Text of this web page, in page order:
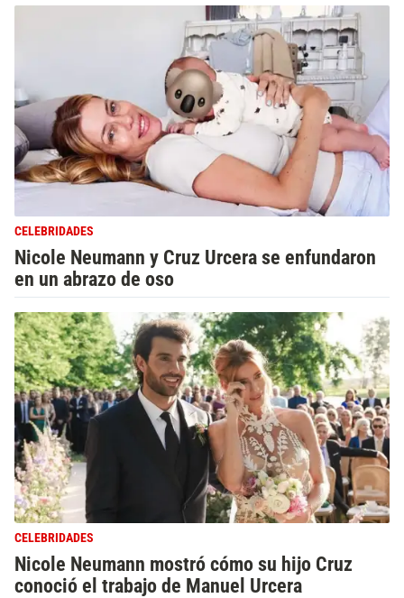
CELEBRIDADES
Nicole Neumann y Cruz Urcera se enfundaron
en un abrazo de oso
CELEBRIDADES
Nicole Neumann mostró cómo su hijo Cruz
conoció el trabajo de Manuel Urcera